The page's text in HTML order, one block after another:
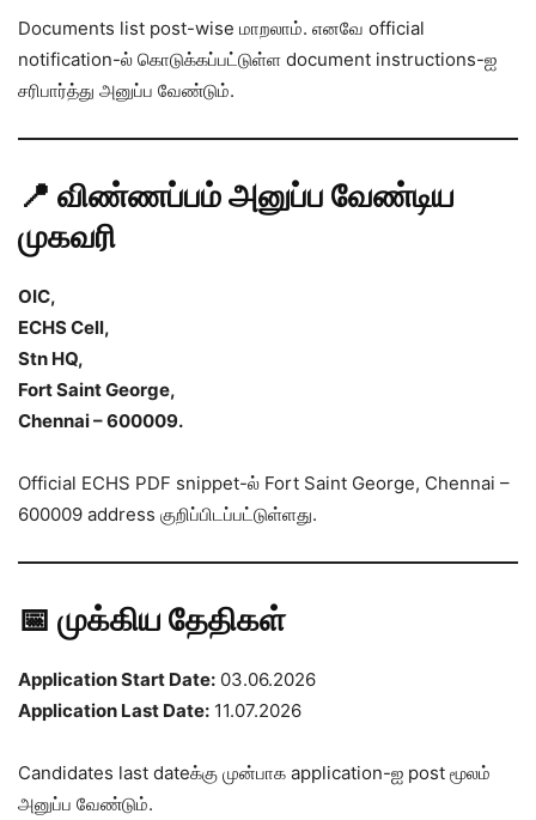
Documents list post-wise மாறலாம். எனவே official
notification-ல் கொடுக்கப்பட்டுள்ள document instructions-ஐ
சரிபார்த்து அனுப்ப வேண்டும்.
📍 விண்ணப்பம் அனுப்ப வேண்டிய
முகவரி
OIC,
ECHS Cell,
Stn HQ,
Fort Saint George,
Chennai – 600009.
Official ECHS PDF snippet-ல் Fort Saint George, Chennai –
600009 address குறிப்பிடப்பட்டுள்ளது.
📅 முக்கிய தேதிகள்
Application Start Date: 03.06.2026
Application Last Date: 11.07.2026
Candidates last dateக்கு முன்பாக application-ஐ post மூலம்
அனுப்ப வேண்டும்.